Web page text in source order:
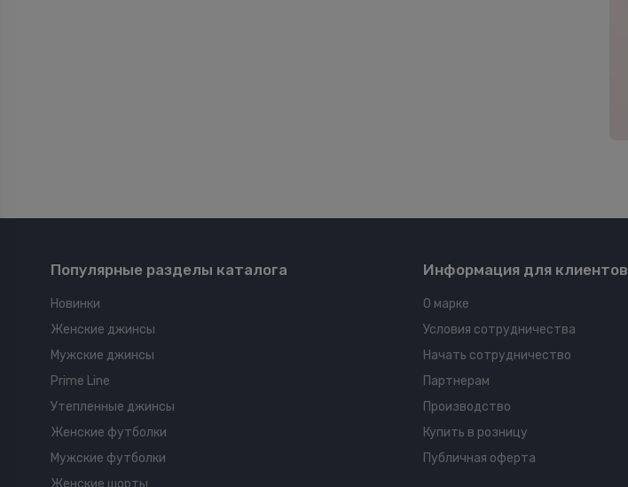
Популярные разделы каталога
Новинки
Женские джинсы
Мужские джинсы
Prime Line
Утепленные джинсы
Женские футболки
Мужские футболки
Информация для клиентов
О марке
Условия сотрудничества
Начать сотрудничество
Партнерам
Производство
Купить в розницу
Публичная оферта